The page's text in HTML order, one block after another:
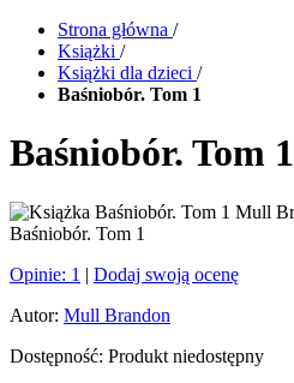
Strona główna /
Książki /
Książki dla dzieci /
Baśniobór. Tom 1
Baśniobór. Tom 1
Baśniobór. Tom 1
Opinie: 1 | Dodaj swoją ocenę
Autor: Mull Brandon
Dostępność: Produkt niedostępny